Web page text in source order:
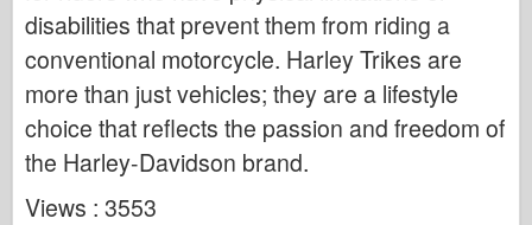
disabilities that prevent them from riding a
conventional motorcycle. Harley Trikes are
more than just vehicles; they are a lifestyle
choice that reflects the passion and freedom of
the Harley-Davidson brand.
Views : 3553